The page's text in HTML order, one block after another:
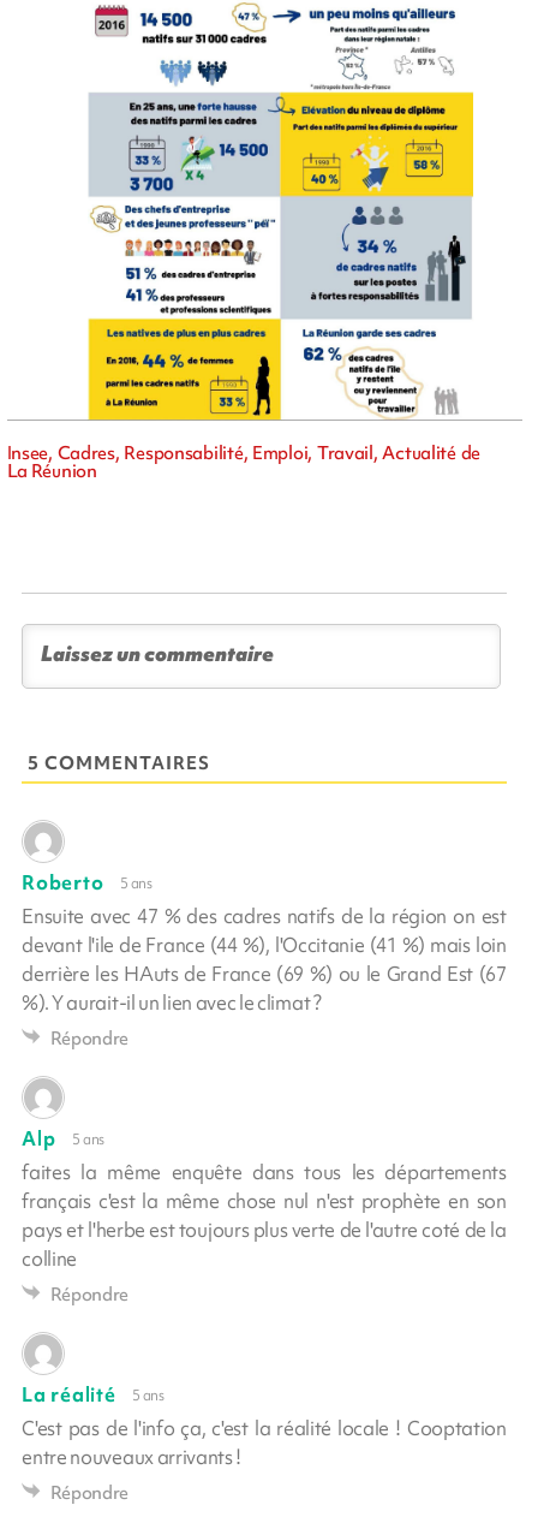
Insee, Cadres, Responsabilité, Emploi, Travail, Actualité de
La Réunion
5 COMMENTAIRES
Roberto 5 ans
Ensuite avec 47 % des cadres natifs de la région on est
devant l'ile de France (44 %), l'Occitanie (41 %) mais loin
derrière les HAuts de France (69 %) ou le Grand Est (67
%). Y aurait-il un lien avec le climat ?
Répondre
Alp 5 ans
faites la même enquête dans tous les départements
français c'est la même chose nul n'est prophète en son
pays et l'herbe est toujours plus verte de l'autre coté de la
colline
Répondre
La réalité 5 ans
C'est pas de l'info ça, c'est la réalité locale ! Cooptation
entre nouveaux arrivants !
Répondre